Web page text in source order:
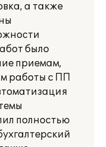
а также
было
приемам,
работы с ПП
полностью